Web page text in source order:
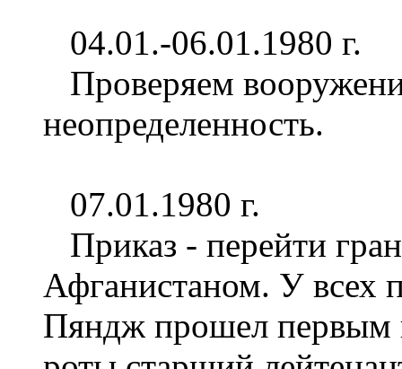
04.01.-06.01.1980 г.
Проверяем
неопределенность.
07.01.1980 г.
Приказ - перейти
Афганистаном. У всех
Пяндж прошел